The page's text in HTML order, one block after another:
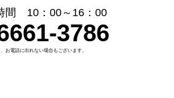
間 10：00～16：00
3786
お電話に出れない場合もございます。